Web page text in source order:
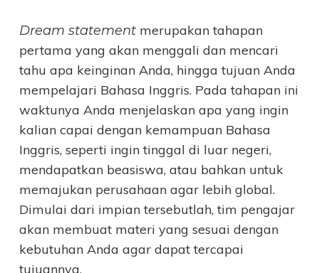
Dream statementmerupakan tahapan
pertama yang akan menggali dan mencari
tahu apa keinginan Anda, hingga tujuan Anda
mempelajari Bahasa Inggris. Pada tahapan ini
waktunya Anda menjelaskan apa yang ingin
kalian capai dengan kemampuan Bahasa
Inggris, seperti ingin tinggal di luar negeri,
mendapatkan beasiswa, atau bahkan untuk
memajukan perusahaan agar lebih global.
Dimulai dari impian tersebutlah, tim pengajar
akan membuat materi yang sesuai dengan
kebutuhan Anda agar dapat tercapai
tujuannya.